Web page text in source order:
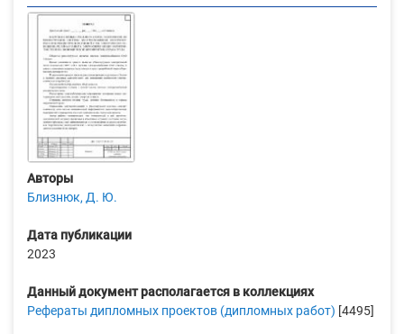
Авторы
Близнюк, Д. Ю.
Дата публикации
2023
Данный документ располагается в коллекциях
Рефераты дипломных проектов (дипломных работ) [4495]